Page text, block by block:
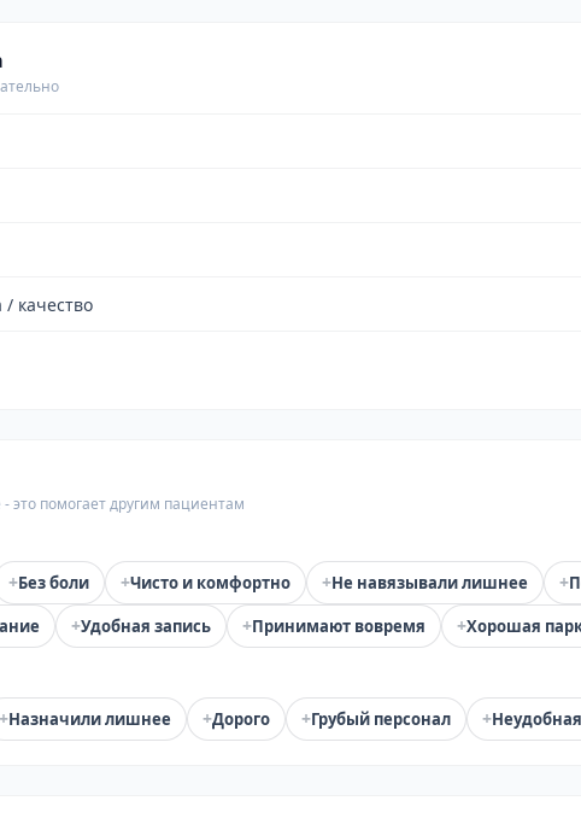
качество
это помогает другим пациентам
+Без боли +Чисто и комфортно +Не навязывали лишнее +
+Удобная запись +Принимают вовремя +Хорошая
+Назначили лишнее +Дорого +Грубый персонал +